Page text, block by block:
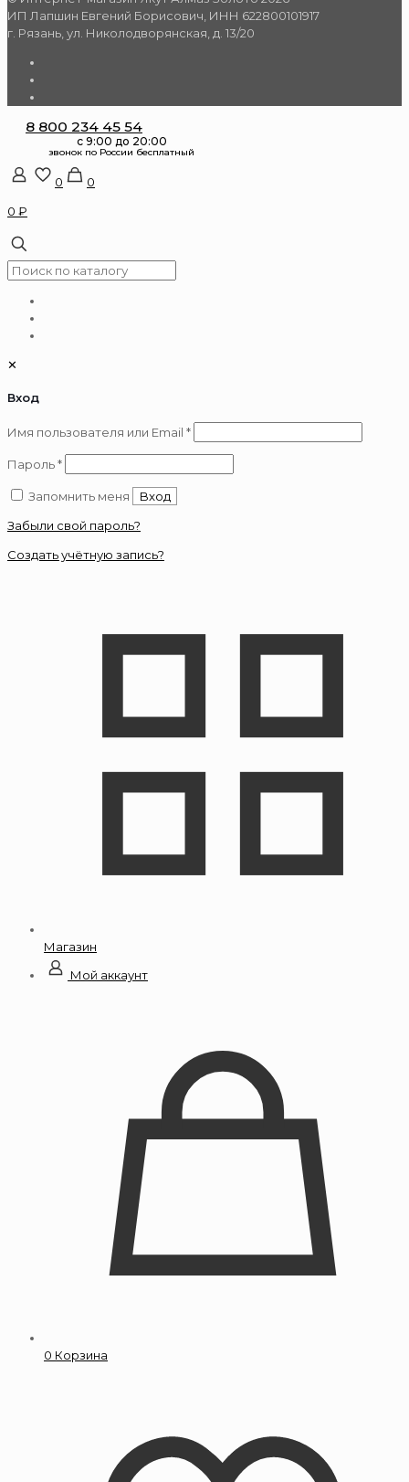
ИП Лапшин Евгений Борисович, ИНН 622800101917
г. Рязань, ул. Николодворянская, д. 13/20
8 800 234 45 54
0
0
0 ₽
✕
Вход
Имя пользователя или Email *Обязательно
Пароль*Обязательно
Запомнить меня
Вход
Забыли свой пароль?
Создать учётную запись?
Магазин
Мой аккаунт
0 Корзина